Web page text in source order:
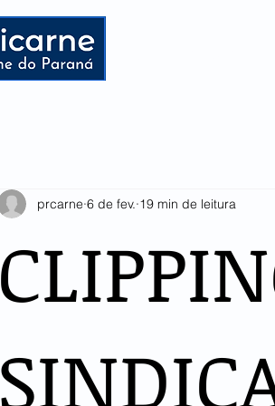
prcarne 6 de fev. 19 min de leitura